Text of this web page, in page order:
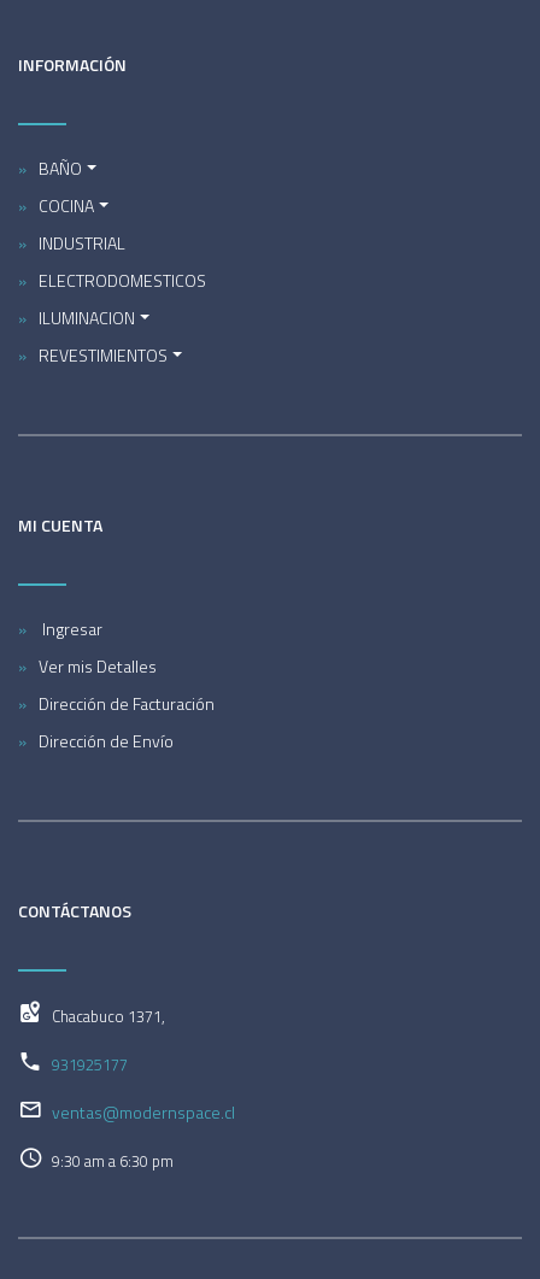
INFORMACIÓN
BAÑO
COCINA
INDUSTRIAL
ELECTRODOMESTICOS
ILUMINACION
REVESTIMIENTOS
MI CUENTA
Ingresar
Ver mis Detalles
Dirección de Facturación
Dirección de Envío
CONTÁCTANOS
Chacabuco 1371,
931925177
ventas@modernspace.cl
9:30 am a 6:30 pm